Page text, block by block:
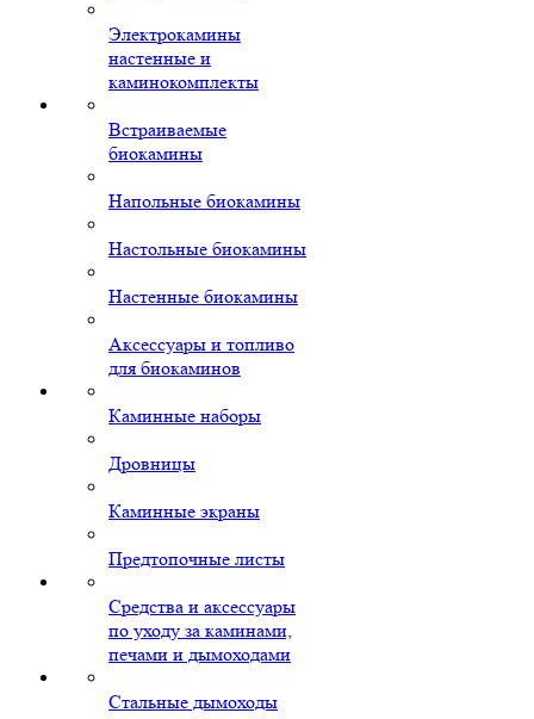
Электрокамины
настенные и
каминокомплекты
Встраиваемые
биокамины
Напольные биокамины
Настольные биокамины
Настенные биокамины
Аксессуары и топливо
для биокаминов
Каминные наборы
Дровницы
Каминные экраны
Предтопочные листы
Средства и аксессуары
по уходу за каминами,
печами и дымоходами
Стальные дымоходы